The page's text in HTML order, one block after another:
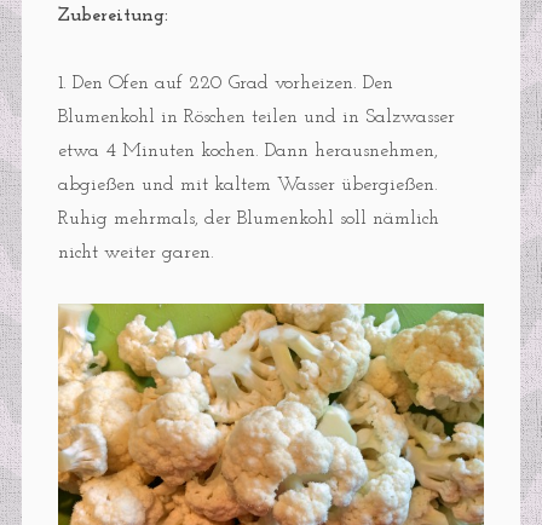
Zubereitung:
1. Den Ofen auf 220 Grad vorheizen. Den
Blumenkohl in Röschen teilen und in Salzwasser
etwa 4 Minuten kochen. Dann herausnehmen,
abgießen und mit kaltem Wasser übergießen.
Ruhig mehrmals, der Blumenkohl soll nämlich
nicht weiter garen.